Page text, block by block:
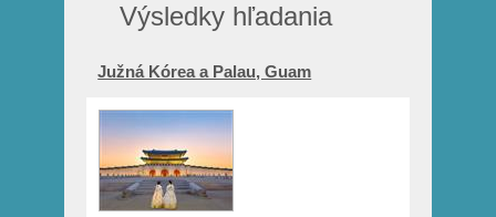
Výsledky hľadania
Južná Kórea a Palau, Guam